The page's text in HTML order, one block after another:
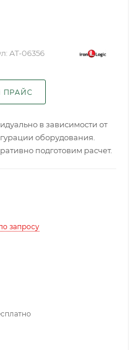
AT-06356
ПРАЙС
в зависимости от
оборудования.
подготовим расчет.
запросу